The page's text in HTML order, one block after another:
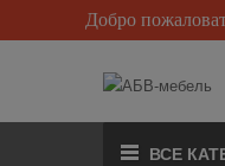
Добро
ВСЕ